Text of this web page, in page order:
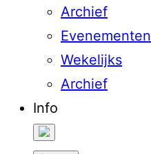
Archief
Evenementen
Wekelijks
Archief
Info